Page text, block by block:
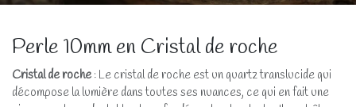
Perle 10mm en Cristal de roche
Cristal de roche : Le cristal de roche est un quartz translucide qui
décompose la lumière dans toutes ses nuances, ce qui en fait une